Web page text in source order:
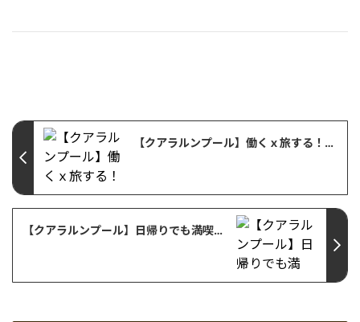
【クアラルンプール】働くｘ旅する！学びの体験ツアー 世界有数の蛍の名所へ｜クアラセランゴールのマングローブで学ぶエコツーリズム体験
【クアラルンプール】日帰りでも満喫！クアラルンプール発マラッカ世界遺産観光ツアー体験レポ